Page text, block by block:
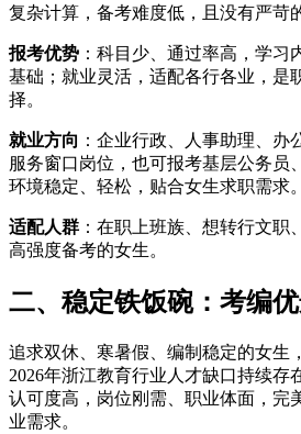
复杂计算，备考难度低，且没有严苛
报考优势 ：科目少、通过率高，学习
基础；就业灵活，适配各行各业，是
择。
就业方向 ：企业行政、人事助理、办
服务窗口岗位，也可报考基层公务员
环境稳定、轻松，贴合女生求职需求。
适配人群 ：在职上班族、想转行文职
高强度备考的女生。
二、稳定铁饭碗：考编
追求双休、寒暑假、编制稳定的女生
2026年浙江教育行业人才缺口持续存
认可度高，岗位刚需、职业体面，完
业需求。